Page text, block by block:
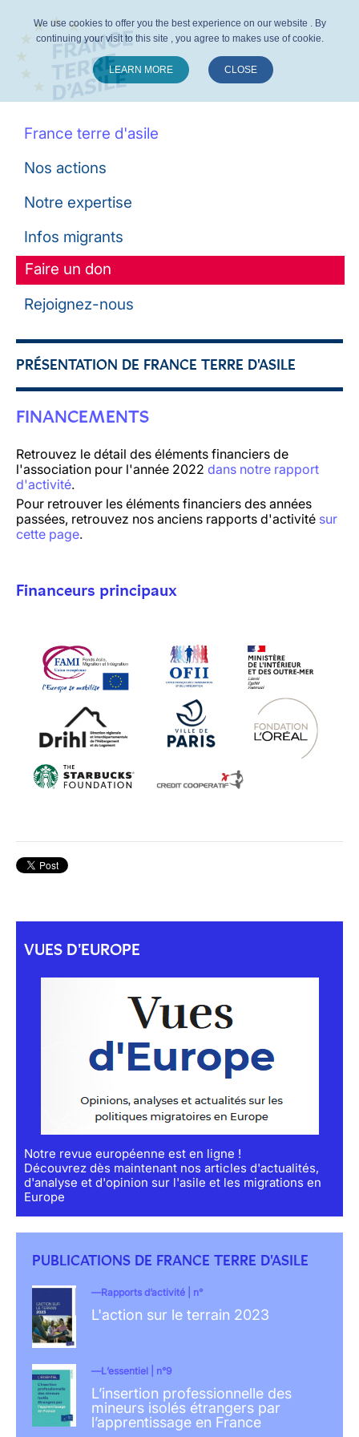
France terre d'asile
Nos actions
Notre expertise
Infos migrants
Faire un don
Rejoignez-nous
PRÉSENTATION DE FRANCE TERRE D'ASILE
FINANCEMENTS
Retrouvez le détail des éléments financiers de
l'association pour l'année 2022 dans notre rapport
d'activité.
Pour retrouver les éléments financiers des années
passées, retrouvez nos anciens rapports d'activité sur
cette page.
Financeurs principaux
VUES D'EUROPE
Notre revue européenne est en ligne !
Découvrez dès maintenant nos articles d'actualités,
d'analyse et d'opinion sur l'asile et les migrations en
Europe
PUBLICATIONS DE FRANCE TERRE D'ASILE
Rapports d’activité | n°
L'action sur le terrain 2023
L’essentiel | n°9
L’insertion professionnelle des
mineurs isolés étrangers par
l’apprentissage en France
We use cookies to offer you the best experience on our website . By
continuing your visit to this site , you agree to makes use of cookie.
LEARN MORE CLOSE